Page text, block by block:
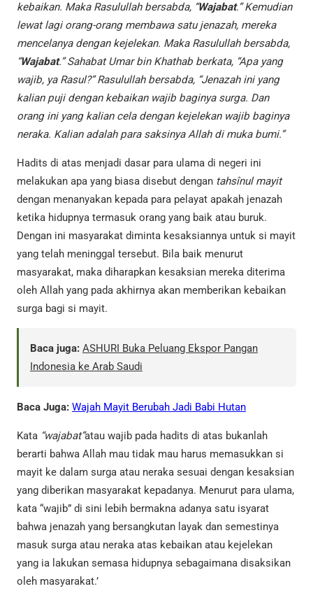
kebaikan. Maka Rasulullah bersabda, “Wajabat.” Kemudian
lewat lagi orang-orang membawa satu jenazah, mereka
mencelanya dengan kejelekan. Maka Rasulullah bersabda,
“Wajabat.” Sahabat Umar bin Khathab berkata, “Apa yang
wajib, ya Rasul?” Rasulullah bersabda, “Jenazah ini yang
kalian puji dengan kebaikan wajib baginya surga. Dan
orang ini yang kalian cela dengan kejelekan wajib baginya
neraka. Kalian adalah para saksinya Allah di muka bumi.”
Hadits di atas menjadi dasar para ulama di negeri ini
melakukan apa yang biasa disebut dengan tahsînul mayit
dengan menanyakan kepada para pelayat apakah jenazah
ketika hidupnya termasuk orang yang baik atau buruk.
Dengan ini masyarakat diminta kesaksiannya untuk si mayit
yang telah meninggal tersebut. Bila baik menurut
masyarakat, maka diharapkan kesaksian mereka diterima
oleh Allah yang pada akhirnya akan memberikan kebaikan
surga bagi si mayit.
Baca juga: ASHURI Buka Peluang Ekspor Pangan
Indonesia ke Arab Saudi
Baca Juga: Wajah Mayit Berubah Jadi Babi Hutan
Kata “wajabat”atau wajib pada hadits di atas bukanlah
berarti bahwa Allah mau tidak mau harus memasukkan si
mayit ke dalam surga atau neraka sesuai dengan kesaksian
yang diberikan masyarakat kepadanya. Menurut para ulama,
kata “wajib” di sini lebih bermakna adanya satu isyarat
bahwa jenazah yang bersangkutan layak dan semestinya
masuk surga atau neraka atas kebaikan atau kejelekan
yang ia lakukan semasa hidupnya sebagaimana disaksikan
oleh masyarakat.’